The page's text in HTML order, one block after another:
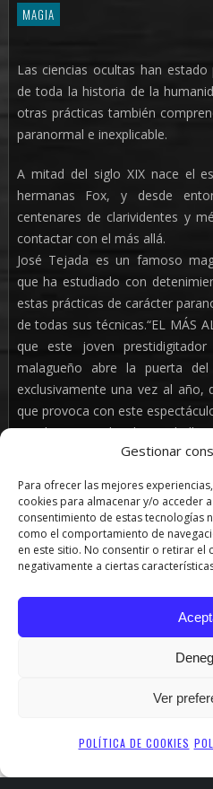
Gestionar
Para ofrecer las mejores
cookies para almacenar y/o acceder
consentimiento de estas tecnologías
como el comportamiento de
en este sitio. No consentir o retirar el
negativamente a ciertas
Ver
POLÍTICA DE COOKIES
MAGIA
Las ciencias ocultas han
de toda la historia de la
otras prácticas también
paranormal e inexplicable.
A mitad del siglo XIX nace el
hermanas Fox, y desde
centenares de clarividentes y
contactar con el más allá.
José Tejada es un famoso
que ha estudiado con
estas prácticas de carácter
de todas sus técnicas.“EL MÁS
que este joven
malagueño abre la puerta
exclusivamente una vez al año,
que provoca con este
Octubre, coincidiendo con
asistente en este único día, la
por supuesto el poder
familiares que ya no se
Tejada nunca ha reclamado
natural, su puesta en escena
Ven a pasar una noche de
PIN